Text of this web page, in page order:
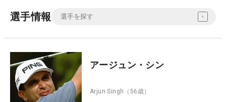
選手情報
アージュン・シン
Arjun Singh （56歳）